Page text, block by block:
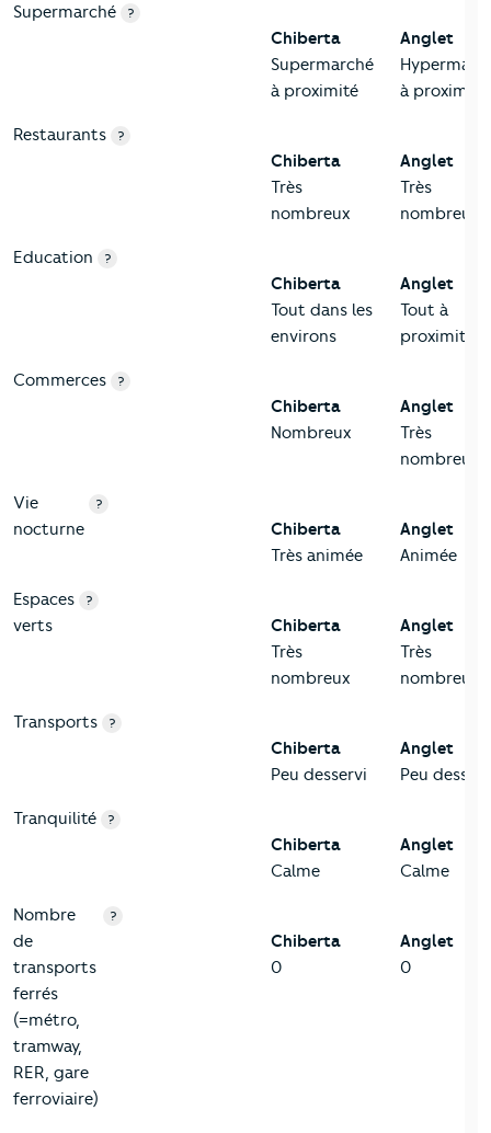
Supermarché ?
Chiberta
Supermarché
à proximité
Anglet
à proximité
Restaurants ?
Chiberta
Très
nombreux
Anglet
Très
nombreux
Education ?
Chiberta
Tout dans les
environs
Anglet
Tout à
proximité
Commerces ?
Chiberta
Nombreux
Anglet
Très
nombreux
Vie
nocturne
?
Chiberta
Très animée
Anglet
Animée
Espaces
verts
?
Chiberta
Très
nombreux
Anglet
Très
nombreux
Transports ?
Chiberta
Peu desservi
Anglet
Peu
Tranquilité ?
Chiberta
Calme
Anglet
Calme
Nombre
de
transports
ferrés
(=métro,
tramway,
RER, gare
ferroviaire)
?
Chiberta
0
Anglet
0